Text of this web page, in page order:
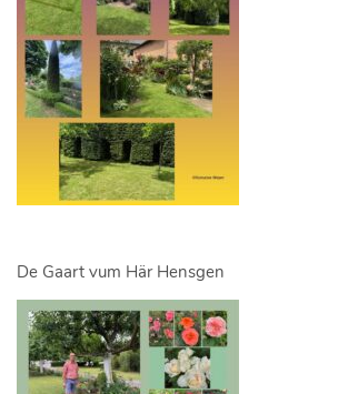
De Gaart vum Här Hensgen